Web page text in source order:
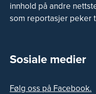
innhold på andre
som reportasjer peker
Sosiale medier
Følg oss på Facebook.